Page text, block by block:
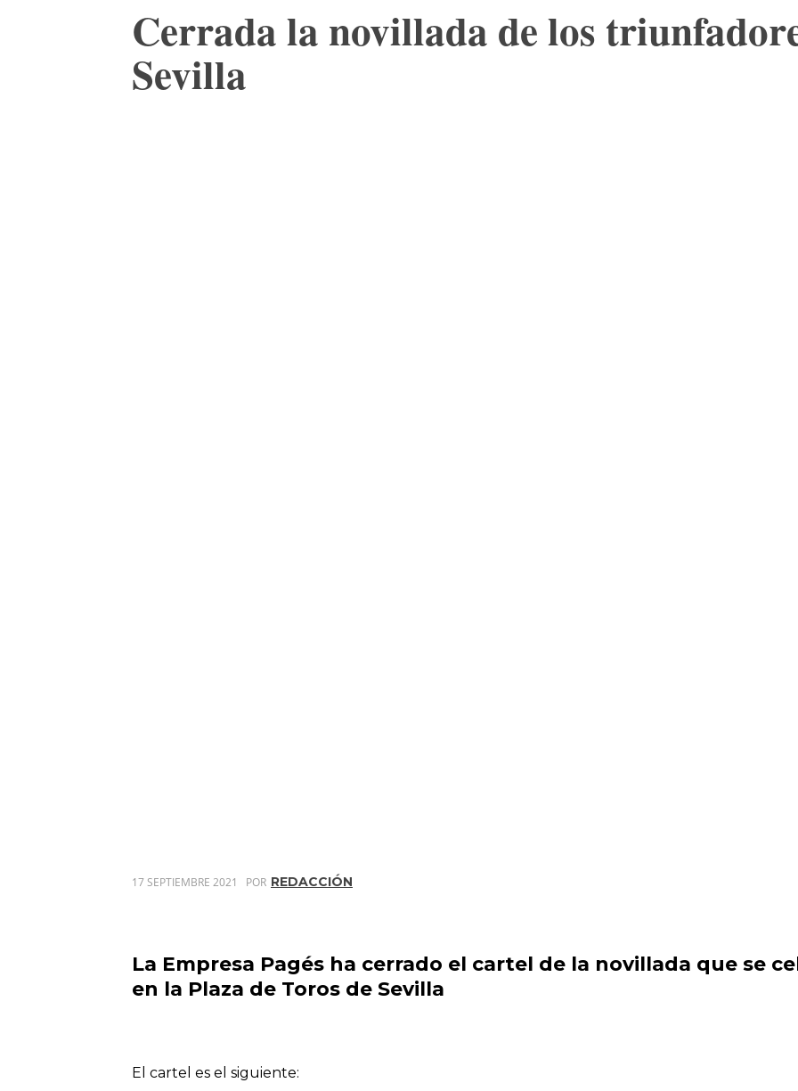
Cerrada la novillada de los
Sevilla
17 SEPTIEMBRE 2021 POR REDACCIÓN
La Empresa Pagés ha cerrado el cartel de la novillada que se
en la Plaza de Toros de Sevilla
El cartel es el siguiente: